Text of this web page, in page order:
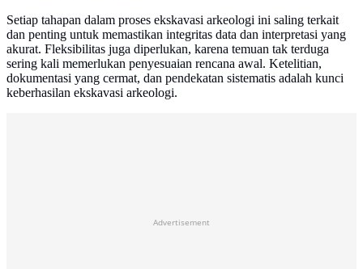
Setiap tahapan dalam proses ekskavasi arkeologi ini saling terkait
dan penting untuk memastikan integritas data dan interpretasi yang
akurat. Fleksibilitas juga diperlukan, karena temuan tak terduga
sering kali memerlukan penyesuaian rencana awal. Ketelitian,
dokumentasi yang cermat, dan pendekatan sistematis adalah kunci
keberhasilan ekskavasi arkeologi.
Advertisement